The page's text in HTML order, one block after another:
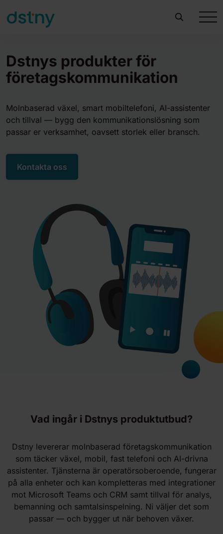
Dstnys produkter för
företagskommunikation
Molnbaserad växel, smart mobiltelefoni, AI-assistenter
och tillval — bygg den kommunikationslösning som
passar er verksamhet, oavsett storlek eller bransch.
Kontakta oss
Vad ingår i Dstnys produktutbud?
Dstny levererar molnbaserad företagskommunikation
som täcker växel, mobil, fast telefoni och AI-drivna
assistenter. Tjänsterna är operatörsoberoende, fungerar
på alla enheter och kan kompletteras med integrationer
mot Microsoft Teams och CRM samt tillval för analys,
bemanning och samtalsinspelning. Ni väljer det som
passar — och bygger ut när behoven växer.